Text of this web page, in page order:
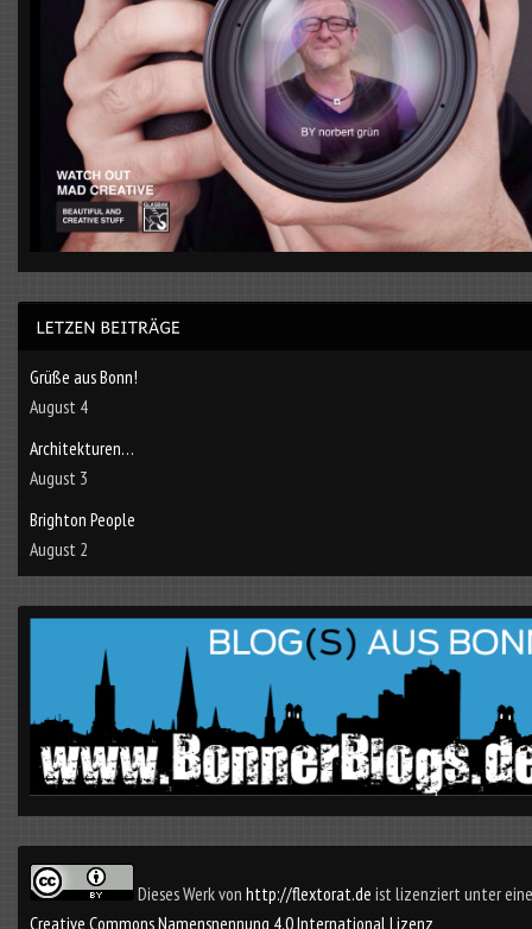
Grüße aus Bonn!
August 4
Architekturen…
August 3
Brighton People
August 2
Dieses Werk von http://flextorat.de ist lizenziert unter
Creative Commons Namensnennung 4.0 International Lizenz